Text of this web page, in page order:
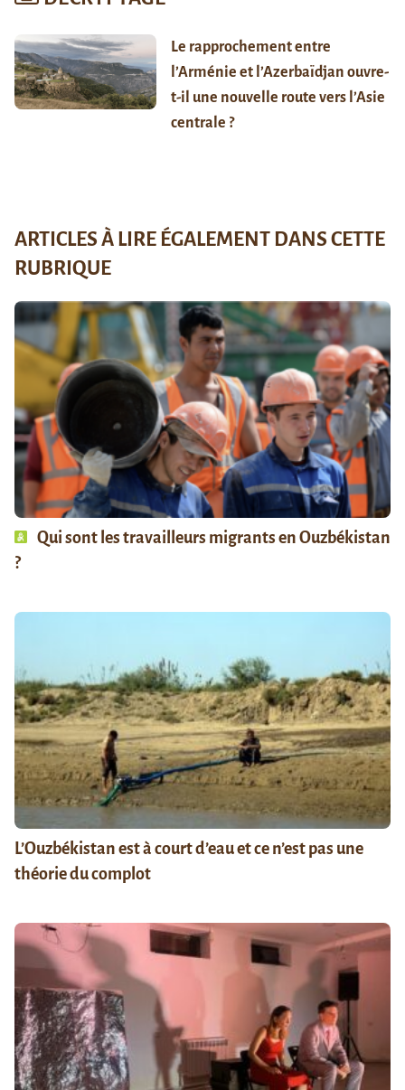
Le rapprochement entre
l’Arménie et l’Azerbaïdjan ouvre-
t-il une nouvelle route vers l’Asie
centrale ?
ARTICLES À LIRE ÉGALEMENT DANS CETTE
RUBRIQUE
Qui sont les travailleurs migrants en Ouzbékistan
?
L’Ouzbékistan est à court d’eau et ce n’est pas une
théorie du complot